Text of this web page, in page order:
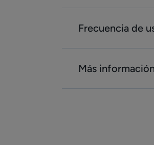
Frecuencia de
Más